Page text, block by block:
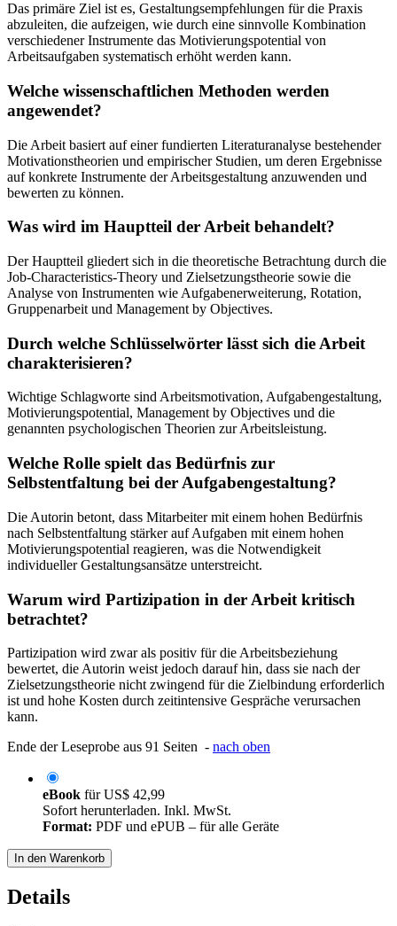
Das primäre Ziel ist es, Gestaltungsempfehlungen für die Praxis
abzuleiten, die aufzeigen, wie durch eine sinnvolle Kombination
verschiedener Instrumente das Motivierungspotential von
Arbeitsaufgaben systematisch erhöht werden kann.
Welche wissenschaftlichen Methoden werden
angewendet?
Die Arbeit basiert auf einer fundierten Literaturanalyse bestehender
Motivationstheorien und empirischer Studien, um deren Ergebnisse
auf konkrete Instrumente der Arbeitsgestaltung anzuwenden und
bewerten zu können.
Was wird im Hauptteil der Arbeit behandelt?
Der Hauptteil gliedert sich in die theoretische Betrachtung durch die
Job-Characteristics-Theory und Zielsetzungstheorie sowie die
Analyse von Instrumenten wie Aufgabenerweiterung, Rotation,
Gruppenarbeit und Management by Objectives.
Durch welche Schlüsselwörter lässt sich die Arbeit
charakterisieren?
Wichtige Schlagworte sind Arbeitsmotivation, Aufgabengestaltung,
Motivierungspotential, Management by Objectives und die
genannten psychologischen Theorien zur Arbeitsleistung.
Welche Rolle spielt das Bedürfnis zur
Selbstentfaltung bei der Aufgabengestaltung?
Die Autorin betont, dass Mitarbeiter mit einem hohen Bedürfnis
nach Selbstentfaltung stärker auf Aufgaben mit einem hohen
Motivierungspotential reagieren, was die Notwendigkeit
individueller Gestaltungsansätze unterstreicht.
Warum wird Partizipation in der Arbeit kritisch
betrachtet?
Partizipation wird zwar als positiv für die Arbeitsbeziehung
bewertet, die Autorin weist jedoch darauf hin, dass sie nach der
Zielsetzungstheorie nicht zwingend für die Zielbindung erforderlich
ist und hohe Kosten durch zeitintensive Gespräche verursachen
kann.
Ende der Leseprobe aus 91 Seiten - nach oben
eBook fürUS$ 42,99
Sofort herunterladen. Inkl. MwSt.
Format: PDF und ePUB – für alle Geräte
In den Warenkorb
Details